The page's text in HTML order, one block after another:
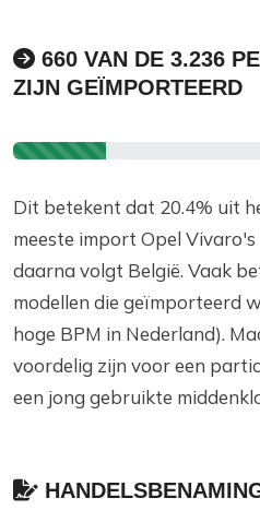
660 VAN DE 3.236
ZIJN GEÏMPORTEERD
Dit betekent dat 20.4% uit
meeste import Opel
daarna volgt België. Vaak
modellen die geïmporteerd
hoge BPM in Nederland).
voordelig zijn voor een
een jong gebruikte